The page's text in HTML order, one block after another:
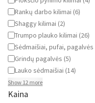
Rankų darbo kilimai (6)
Shaggy kilimai (2)
Trumpo plauko kilimai (26)
Sėdmaišiai, pufai, pagalvės
Grindų pagalvės (5)
Lauko sėdmaišiai (14)
Show 12 more
Kaina